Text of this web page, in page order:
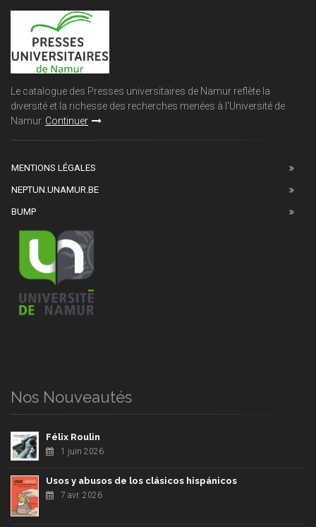
Le catalogue des Presses universitaires de Namur reflète la
diversité et la richesse des recherches menées à l'Université de
Namur. Continuer
MENTIONS LÉGALES
NEPTUN.UNAMUR.BE
BUMP
Nos Nouveautés
Félix Roulin
1 juin 2026
Usos y abusos de los clásicos hispánicos
7 avr. 2026